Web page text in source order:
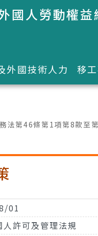
國人勞動權益
外國技術人力 移
法第46條第1項第8款至
01
許可及管理法規